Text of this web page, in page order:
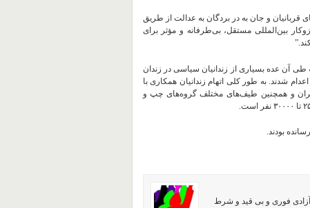
قربانیان و جان به در بردگان به عدالت از طریق
بین‌المللی مستقل، بی‌طرفانه و مؤثر برای
طی آن عده بسیاری از زندانیان سیاسی در زندان‌
های جمهوری اسلامی در ایران بخصوص در ماه ‌های مرداد و شهریور ۱۳۶۷ اعدام شدند. به طور کلی اتهام زندانیان همکاری با
و همچنین طیف‌های مختلف گروه‌های چپ و
بودند.
آزادی فوری و بی قید و شرط